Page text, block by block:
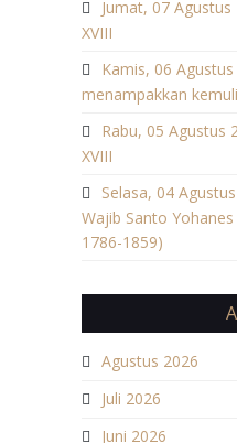
Jumat, 07
XVIII
Kamis, 06
menampakkan
Rabu, 05 Agustus
XVIII
Selasa, 04
Wajib Santo
1786-1859)
Agustus 2026
Juli 2026
Juni 2026